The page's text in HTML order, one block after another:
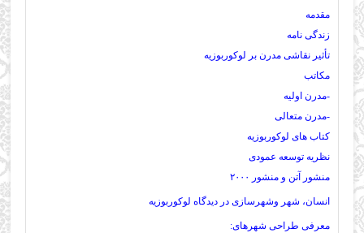
مقدمه
زندگی نامه
تأثیر نقاشی مدرن بر لوکوربوزیه
مکاتب
-مدرن اولیه
-مدرن متعالی
کتاب های لوکوربوزیه
نظریه توسعه عمودی
منشور آتن و منشور ۲۰۰۰
انسان، شهر وشهرسازی در دیدگاه لوکوربوزیه
معرفی طراحی شهرهای: